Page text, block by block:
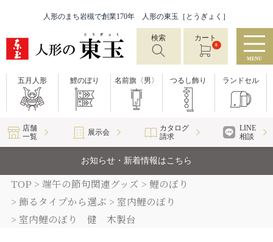
人形のまち岩槻で創業170年 人形の東玉［とうぎょく］
検索 カート
0
MENU
五月人形 鯉のぼり 名前旗〈男〉 つるし飾り ランドセル
店舗
一覧
展示会
カタログ
請求
LINE
相談
お知らせ・新着情報はこちら
TOP 端午の節句関連グッズ
鯉のぼり
飾るタイプから選ぶ
室内鯉のぼり
室内鯉のぼり 健 木製台